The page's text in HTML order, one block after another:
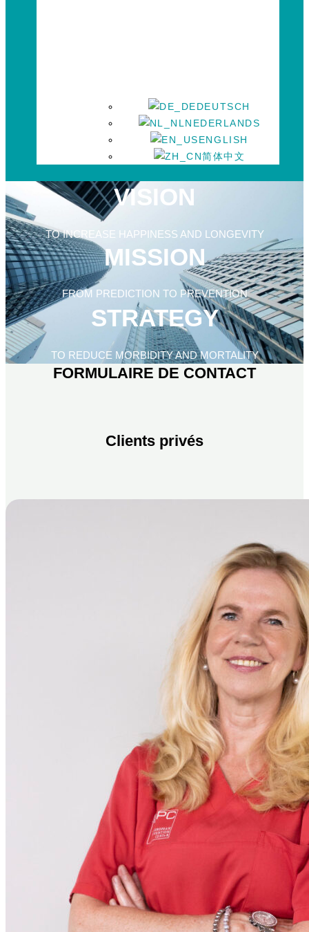
DEUTSCH
NEDERLANDS
ENGLISH
简体中文
VISION
TO INCREASE HAPPINESS AND LONGEVITY
MISSION
FROM PREDICTION TO PREVENTION
STRATEGY
TO REDUCE MORBIDITY AND MORTALITY
FORMULAIRE DE CONTACT
Clients privés